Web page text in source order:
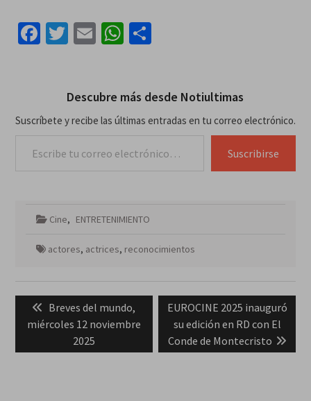
grandes clásicos de la
historia del cine, Caribbean
Cinemas realizará los “lunes
Facebook
Twitter
EmailWhatsApp
Compartir
Descubre más desde Notiultimas
Suscríbete y recibe las últimas entradas en tu correo electrónico.
Suscribirse
Cine, ENTRETENIMIENTO
actores, actrices, reconocimientos
entradas
Previous
post:
Breves del mundo,
miércoles 12 noviembre
2025
Next
post:
EUROCINE 2025 inauguró
su edición en RD con El
Conde de Montecristo